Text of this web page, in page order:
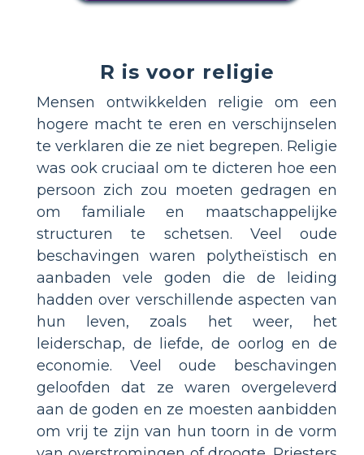
R is voor religie
Mensen ontwikkelden religie om een
hogere macht te eren en verschijnselen
te verklaren die ze niet begrepen. Religie
was ook cruciaal om te dicteren hoe een
persoon zich zou moeten gedragen en
om familiale en maatschappelijke
structuren te schetsen. Veel oude
beschavingen waren polytheïstisch en
aanbaden vele goden die de leiding
hadden over verschillende aspecten van
hun leven, zoals het weer, het
leiderschap, de liefde, de oorlog en de
economie. Veel oude beschavingen
geloofden dat ze waren overgeleverd
aan de goden en ze moesten aanbidden
om vrij te zijn van hun toorn in de vorm